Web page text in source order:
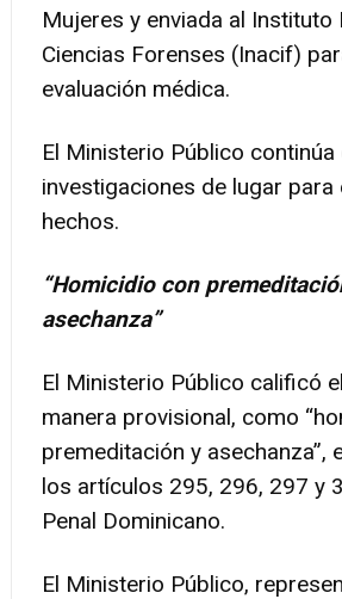
Mujeres y enviada al Instituto
Ciencias Forenses (Inacif)
evaluación médica.
El Ministerio Público continúa
investigaciones de lugar
hechos.
“Homicidio con
asechanza”
El Ministerio Público calificó
manera provisional, como
premeditación y asechanza”,
los artículos 295, 296, 297 y
Penal Dominicano.
El Ministerio Público,